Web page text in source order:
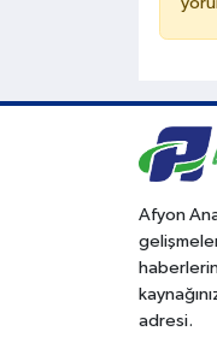
Afyon
adresi.